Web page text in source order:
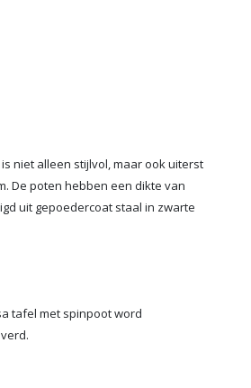
niet alleen stijlvol, maar ook uiterst
De poten hebben een dikte van
uit gepoedercoat staal in zwarte
tafel met spinpoot word